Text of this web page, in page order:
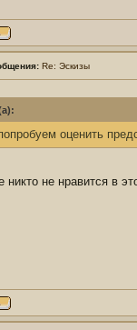
Re: Эскизы
оценить
никто не нравится в